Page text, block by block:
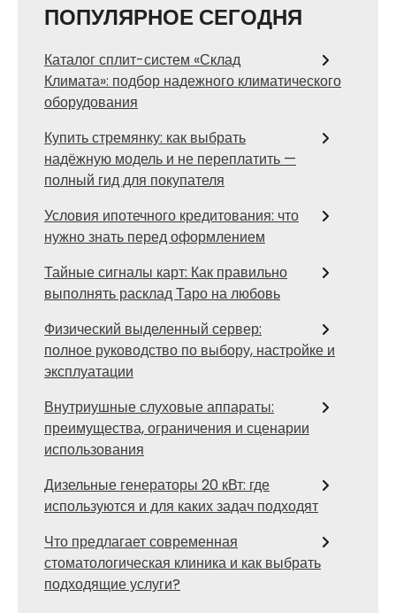
ПОПУЛЯРНОЕ СЕГОДНЯ
Каталог сплит-систем «Склад
Климата»: подбор надежного климатического
оборудования
Купить стремянку: как выбрать
надёжную модель и не переплатить —
полный гид для покупателя
Условия ипотечного кредитования: что
нужно знать перед оформлением
Тайные сигналы карт: Как правильно
выполнять расклад Таро на любовь
Физический выделенный сервер:
полное руководство по выбору, настройке и
эксплуатации
Внутриушные слуховые аппараты:
преимущества, ограничения и сценарии
использования
Дизельные генераторы 20 кВт: где
используются и для каких задач подходят
Что предлагает современная
стоматологическая клиника и как выбрать
подходящие услуги?